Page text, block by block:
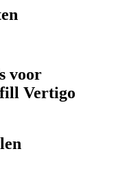
voor
Vertigo